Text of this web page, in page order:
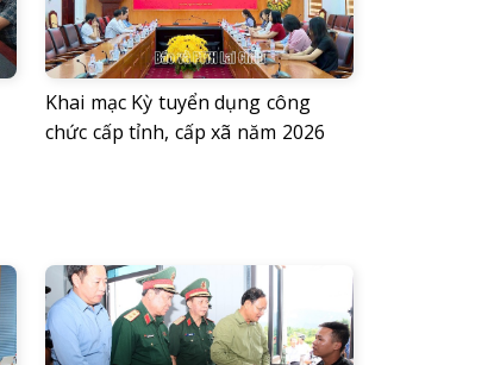
Khai mạc Kỳ tuyển dụng công
chức cấp tỉnh, cấp xã năm 2026